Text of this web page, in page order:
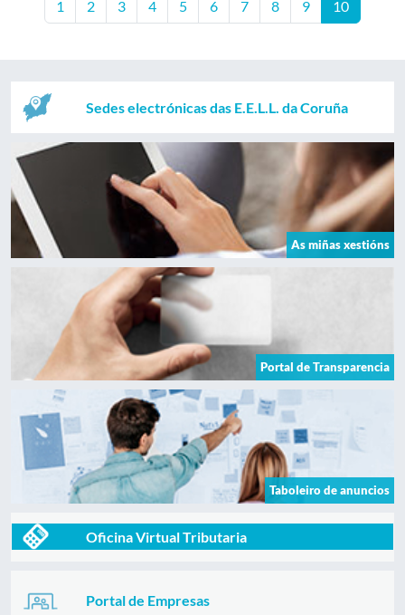
1 2 3 4 5 6 7 8 9 10
Sedes electrónicas das E.E.L.L. da Coruña
As miñas xestións
Portal de Transparencia
Taboleiro de anuncios
Oficina Virtual Tributaria
Portal de Empresas